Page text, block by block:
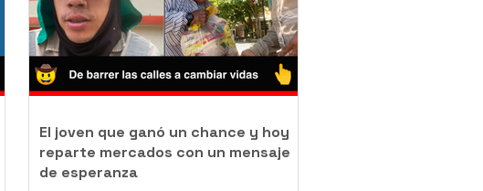
El joven que ganó un chance y hoy
reparte mercados con un mensaje
de esperanza